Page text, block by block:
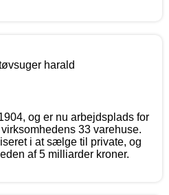
og er nu arbejdsplads for
33 varehuse.
i at sælge til private, og
af 5 milliarder kroner.